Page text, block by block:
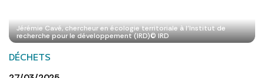
Jérémie Cavé, chercheur en écologie territoriale à l’Institut de
recherche pour le développement (IRD)© IRD
DÉCHETS